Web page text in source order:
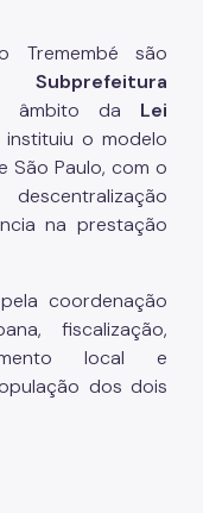
são
Subprefeitura
âmbito da Lei
o modelo
São Paulo, com o
na prestação
coordenação
fiscalização,
local e
dos dois